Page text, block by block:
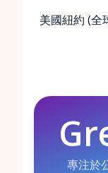
美國紐約 (全
專注於